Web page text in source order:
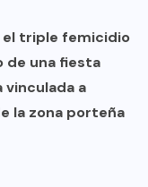
el triple femicidio
de una fiesta
vinculada a
la zona porteña